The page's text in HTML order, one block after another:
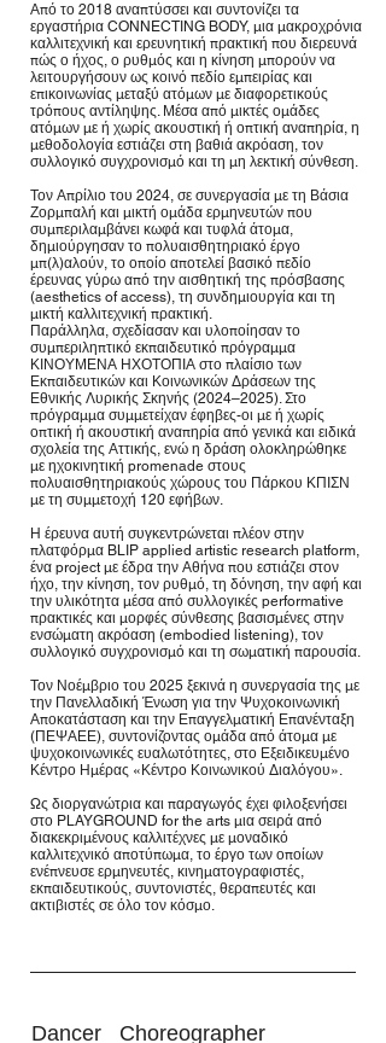
Από το 2018 αναπτύσσει και συντονίζει τα
εργαστήρια CONNECTING BODY, μια μακροχρόνια
καλλιτεχνική και ερευνητική πρακτική που διερευνά
πώς ο ήχος, ο ρυθμός και η κίνηση μπορούν να
λειτουργήσουν ως κοινό πεδίο εμπειρίας και
επικοινωνίας μεταξύ ατόμων με διαφορετικούς
τρόπους αντίληψης. Μέσα από μικτές ομάδες
ατόμων με ή χωρίς ακουστική ή οπτική αναπηρία, η
μεθοδολογία εστιάζει στη βαθιά ακρόαση, τον
συλλογικό συγχρονισμό και τη μη λεκτική σύνθεση.
Τον Απρίλιο του 2024, σε συνεργασία με τη Βάσια
Ζορμπαλή και μικτή ομάδα ερμηνευτών που
συμπεριλαμβάνει κωφά και τυφλά άτομα,
δημιούργησαν το πολυαισθητηριακό έργο
μπ(λ)αλούν, το οποίο αποτελεί βασικό πεδίο
έρευνας γύρω από την αισθητική της πρόσβασης
(aesthetics of access), τη συνδημιουργία και τη
μικτή καλλιτεχνική πρακτική.
Παράλληλα, σχεδίασαν και υλοποίησαν το
συμπεριληπτικό εκπαιδευτικό πρόγραμμα
ΚΙΝΟΥΜΕΝΑ ΗΧΟΤΟΠΙΑ στο πλαίσιο των
Εκπαιδευτικών και Κοινωνικών Δράσεων της
Εθνικής Λυρικής Σκηνής (2024–2025). Στο
πρόγραμμα συμμετείχαν έφηβες-οι με ή χωρίς
οπτική ή ακουστική αναπηρία από γενικά και ειδικά
σχολεία της Αττικής, ενώ η δράση ολοκληρώθηκε
με ηχοκινητική promenade στους
πολυαισθητηριακούς χώρους του Πάρκου ΚΠΙΣΝ
με τη συμμετοχή 120 εφήβων.
Η έρευνα αυτή συγκεντρώνεται πλέον στην
πλατφόρμα BLIP applied artistic research platform,
ένα project με έδρα την Αθήνα που εστιάζει στον
ήχο, την κίνηση, τον ρυθμό, τη δόνηση, την αφή και
την υλικότητα μέσα από συλλογικές performative
πρακτικές και μορφές σύνθεσης βασισμένες στην
ενσώματη ακρόαση (embodied listening), τον
συλλογικό συγχρονισμό και τη σωματική παρουσία.
Τον Νοέμβριο του 2025 ξεκινά η συνεργασία της με
την Πανελλαδική Ένωση για την Ψυχοκοινωνική
Αποκατάσταση και την Επαγγελματική Επανένταξη
(ΠΕΨΑΕΕ), συντονίζοντας ομάδα από άτομα με
ψυχοκοινωνικές ευαλωτότητες, στο Εξειδικευμένο
Κέντρο Ημέρας «Κέντρο Κοινωνικού Διαλόγου».
Ως διοργανώτρια και παραγωγός έχει φιλοξενήσει
στο PLAYGROUND for the arts μια σειρά από
διακεκριμένους καλλιτέχνες με μοναδικό
καλλιτεχνικό αποτύπωμα, το έργο των οποίων
ενέπνευσε ερμηνευτές, κινηματογραφιστές,
εκπαιδευτικούς, συντονιστές, θεραπευτές και
ακτιβιστές σε όλο τον κόσμο.
Dancer_ Choreographer _